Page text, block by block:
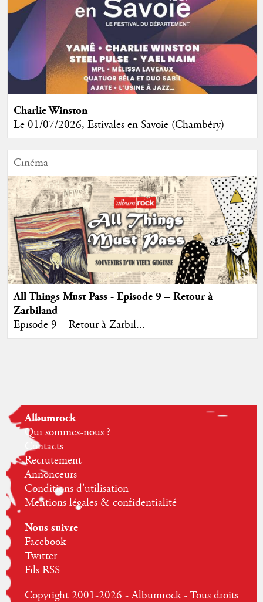
Charlie Winston
Le 01/07/2026, Estivales en Savoie (Chambéry)
Cinéma
All Things Must Pass - Episode 9 – Retour à
Zarbiland
Episode 9 – Retour à Zarbil...
Albumrock
Qui sommes-nous ?
Contacts
Recrutement
Annonceurs
Conditions d'utilisation
Mentions légales & confidentialité
Nous suivre
Facebook
Twitter
Fils RSS
Copyright 2001-2026 - Albumrock - Tous droits